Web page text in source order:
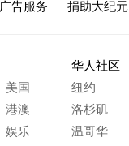
广告服务 捐助大纪元
美国
港澳
娱乐
华人社区
纽约
洛杉矶
温哥华